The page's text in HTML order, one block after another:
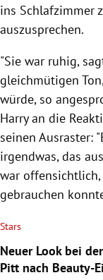
ins Schlafzimmer
auszusprechen.
"Sie war ruhig,
gleichmütigen
würde, so
Harry an die
seinen Ausraster:
irgendwas, das
war
gebrauchen
Stars
Neuer Look bei
Pitt nach Beauty-